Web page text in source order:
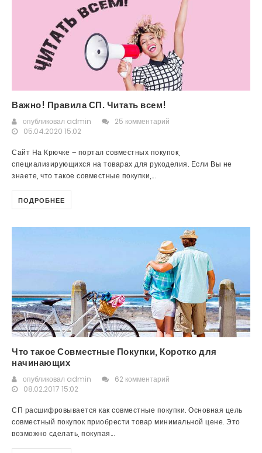
Важно! Правила СП. Читать всем!
опубликовал admin
25 комментарий
05.04.2020 15:02
Сайт На Крючке – портал совместных покупок,
специализирующихся на товарах для рукоделия. Если Вы не
знаете, что такое совместные покупки,...
ПОДРОБНЕЕ
Что такое Совместные Покупки, Коротко для
начинающих
опубликовал admin
62 комментарий
08.02.2017 15:02
СП расшифровывается как совместные покупки. Основная цель
совместный покупок приобрести товар минимальной цене. Это
возможно сделать, покупая...